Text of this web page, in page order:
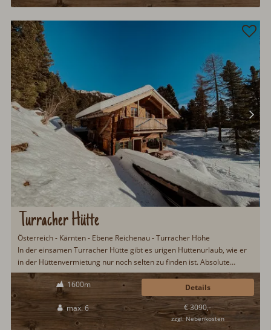
Turracher Hütte
Österreich - Kärnten - Ebene Reichenau - Turracher Höhe
In der einsamen Turracher Hütte gibt es urigen Hüttenurlaub, wie er
in der Hüttenvermietung nur noch selten zu finden ist. Absolute
Alleinlage inmitten des Nationalpark Nockberge auf der Turracher
Höhe mit Heubett. Auf moderne Technik wurde in der Turracher Hütte
verzichtet. Hüttenurlaub wie anno dazumal...
1600m
max. 6 € 3090,-
zzgl. Nebenkosten
Details